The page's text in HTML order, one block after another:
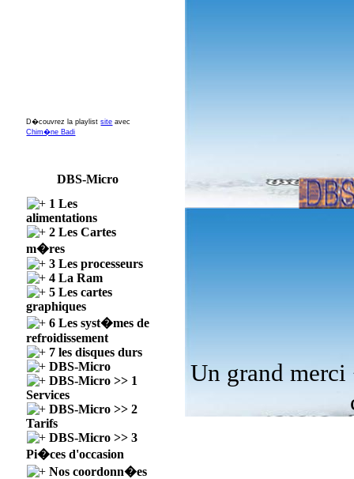
D�couvrez la playlistsite avec
Chim�ne Badi
DBS-Micro
1 Les
alimentations
2 Les Cartes
m�res
3 Les processeurs
4 La Ram
5 Les cartes
graphiques
6 Les syst�mes de
refroidissement
7 les disques durs
DBS-Micro
DBS-Micro >> 1
Services
DBS-Micro >> 2
Tarifs
DBS-Micro >> 3
Pi�ces d'occasion
Nos coordonn�es
Un grand